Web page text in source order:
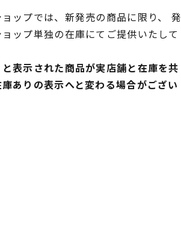
ップでは、新発売の商品に限り、 発
ップ単独の在庫にてご提供いたして
表示された商品が実店舗と在庫を共
ありの表示へと変わる場合がござい